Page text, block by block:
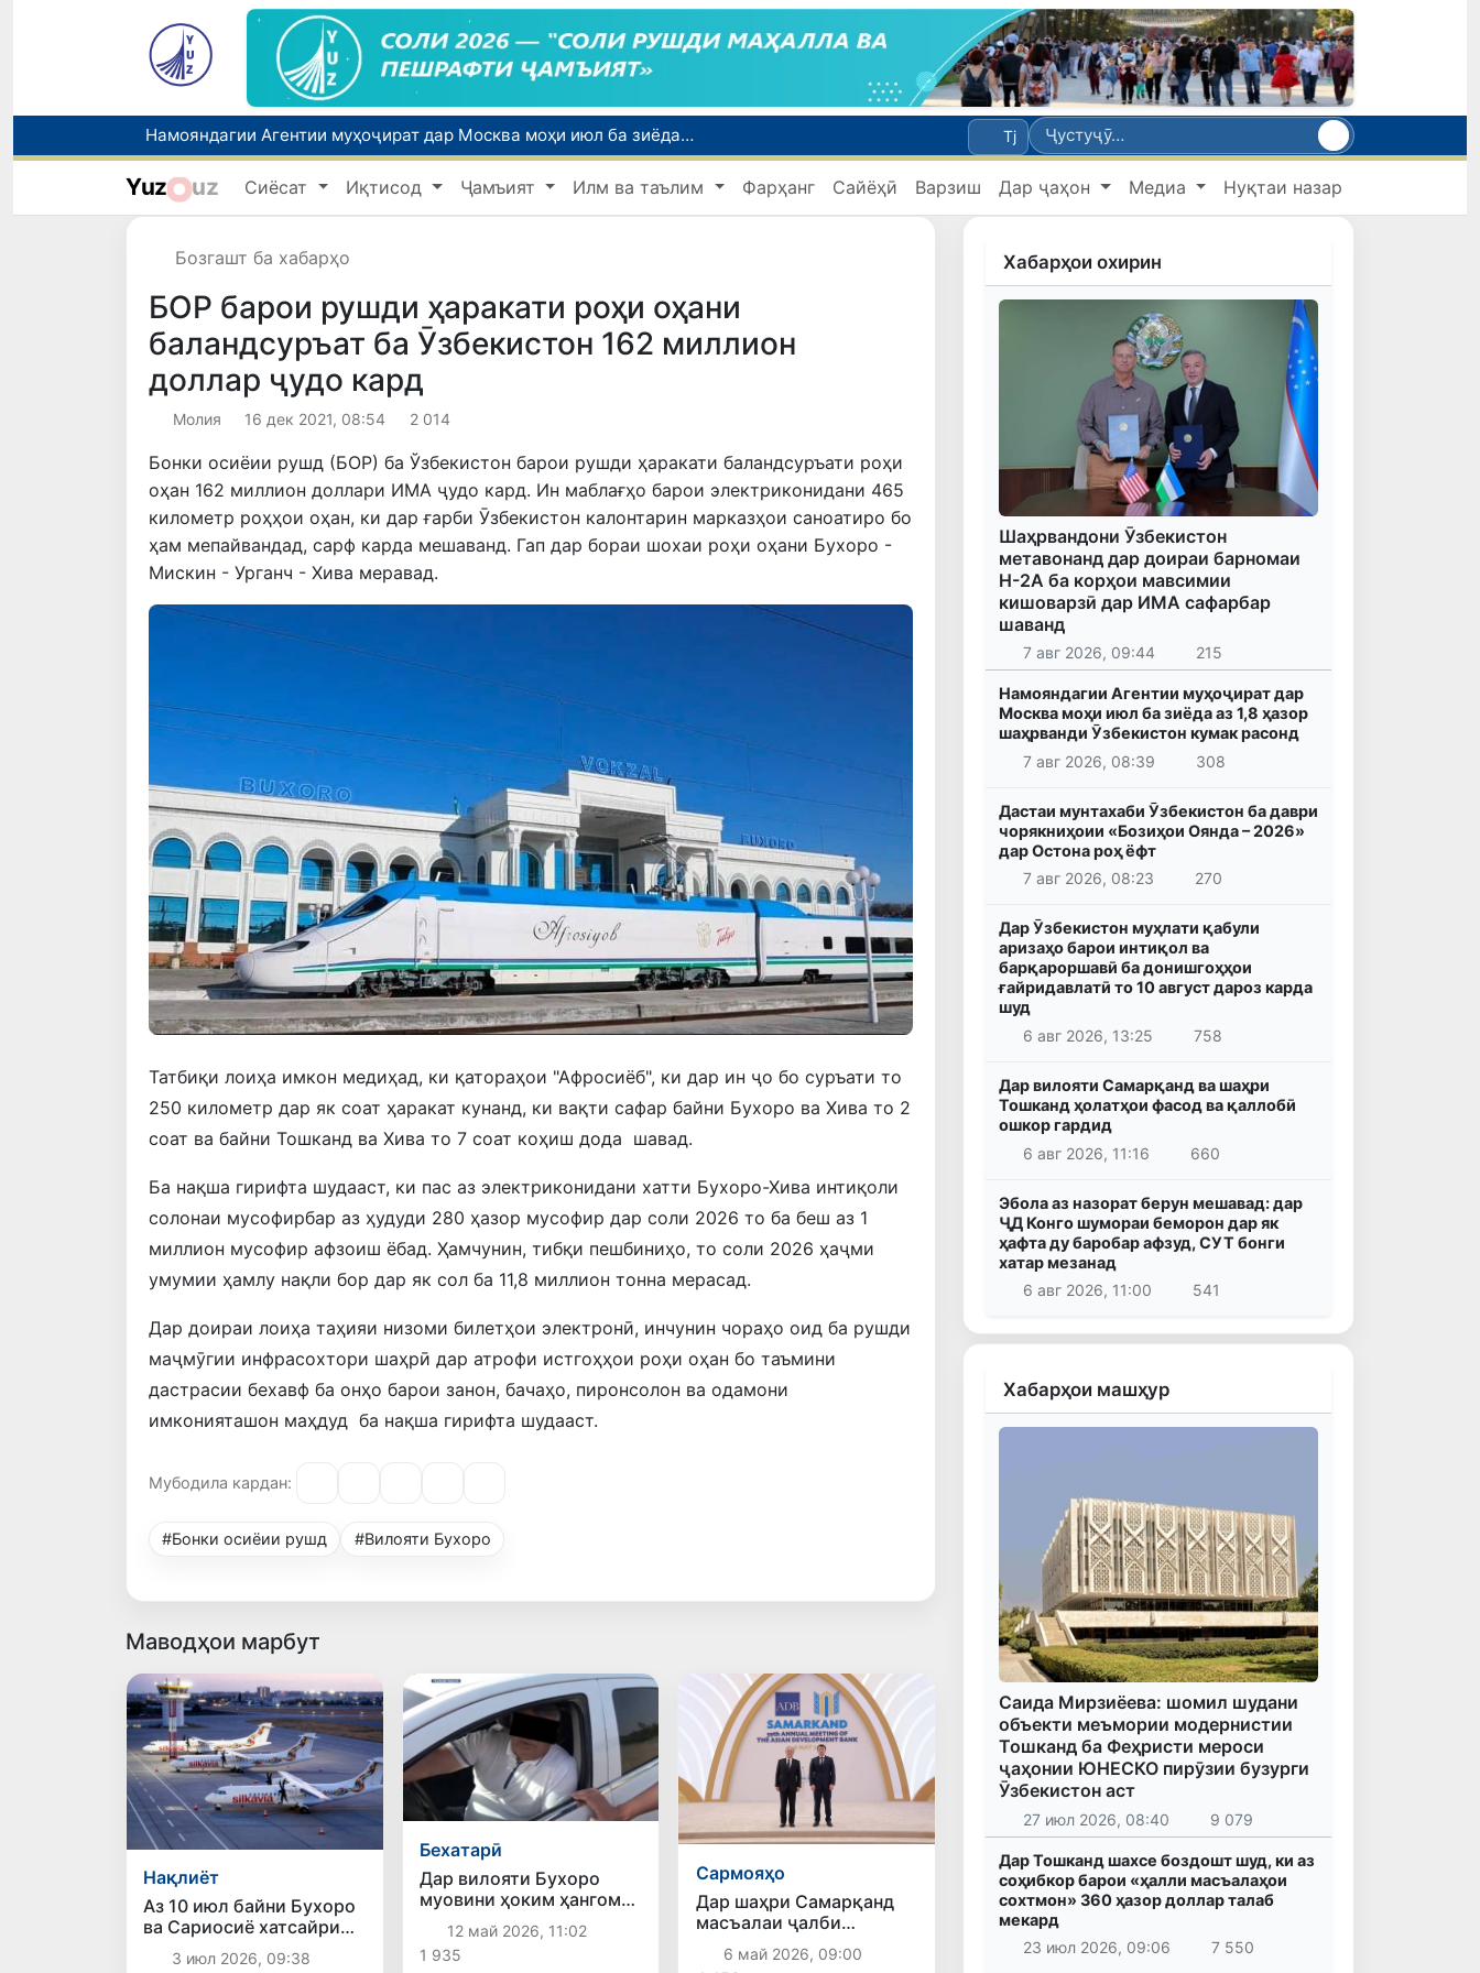
Намояндагии Агентии муҳоҷират дар Москва моҳи июл ба зиёда аз 1,8 ҳазор шаҳрванди Ӯзбекистон кумак расонд
Дастаи мунтахаби Ӯзбекистон ба даври чорякниҳоии «Бозиҳои Оянда – 2026» дар Остона роҳ ёфт
Дар вилояти Самарқанд ва шаҳри Тошканд ҳолатҳои фасод ва қаллобӣ ошкор гардид
Tj
Yuz uz Сиёсат Иқтисод Ҷамъият Илм ва таълим Фарҳанг Сайёҳӣ Варзиш Дар ҷаҳон Медиа Нуқтаи назар
Бозгашт ба хабарҳо
БОР барои рушди ҳаракати роҳи оҳани
баландсуръат ба Ӯзбекистон 162 миллион
доллар ҷудо кард
Молия 16 дек 2021, 08:54 2 014
Бонки осиёии рушд (БОР) ба Ўзбекистон барои рушди ҳаракати баландсуръати роҳи
оҳан 162 миллион доллари ИМА ҷудо кард. Ин маблағҳо барои электриконидани 465
километр роҳҳои оҳан, ки дар ғарби Ӯзбекистон калонтарин марказҳои саноатиро бо
ҳам мепайвандад, сарф карда мешаванд. Гап дар бораи шохаи роҳи оҳани Бухоро -
Мискин - Урганч - Хива меравад.
Татбиқи лоиҳа имкон медиҳад, ки қатораҳои "Афросиёб", ки дар ин ҷо бо суръати то
250 километр дар як соат ҳаракат кунанд, ки вақти сафар байни Бухоро ва Хива то 2
соат ва байни Тошканд ва Хива то 7 соат коҳиш дода шавад.
Ба нақша гирифта шудааст, ки пас аз электриконидани хатти Бухоро-Хива интиқоли
солонаи мусофирбар аз ҳудуди 280 ҳазор мусофир дар соли 2026 то ба беш аз 1
миллион мусофир афзоиш ёбад. Ҳамчунин, тибқи пешбиниҳо, то соли 2026 ҳаҷми
умумии ҳамлу нақли бор дар як сол ба 11,8 миллион тонна мерасад.
Дар доираи лоиҳа таҳияи низоми билетҳои электронӣ, инчунин чораҳо оид ба рушди
маҷмӯгии инфрасохтори шаҳрӣ дар атрофи истгоҳҳои роҳи оҳан бо таъмини
дастрасии бехавф ба онҳо барои занон, бачаҳо, пиронсолон ва одамони
имконияташон маҳдуд ба нақша гирифта шудааст.
Мубодила кардан:
#Бонки осиёии рушд #Вилояти Бухоро
Маводҳои марбут
Нақлиёт
Аз 10 июл байни Бухоро
ва Сариосиё хатсайри
нави ҳавоӣ ба роҳ монда
3 июл 2026, 09:38
Бехатарӣ
Дар вилояти Бухоро
муовини ҳоким ҳангоми
гирифтани пора боздошт
шуд12 май 2026, 11:02
1 935
Сармояҳо
Дар шаҳри Самарқанд
масъалаи ҷалби
сармоягузории хориҷӣ
ва оғози маркази TIFC
6 май 2026, 09:00
Хабарҳои охирин
Шаҳрвандони Ӯзбекистон
метавонанд дар доираи барномаи
H-2A ба корҳои мавсимии
кишоварзӣ дар ИМА сафарбар
шаванд
7 авг 2026, 09:44 215
Намояндагии Агентии муҳоҷират дар
Москва моҳи июл ба зиёда аз 1,8 ҳазор
шаҳрванди Ӯзбекистон кумак расонд
7 авг 2026, 08:39
308
Дастаи мунтахаби Ӯзбекистон ба даври
чорякниҳоии «Бозиҳои Оянда – 2026»
дар Остона роҳ ёфт
7 авг 2026, 08:23
270
Дар Ӯзбекистон муҳлати қабули
аризаҳо барои интиқол ва
барқароршавӣ ба донишгоҳҳои
ғайридавлатӣ то 10 август дароз карда
шуд
6 авг 2026, 13:25
758
Дар вилояти Самарқанд ва шаҳри
Тошканд ҳолатҳои фасод ва қаллобӣ
ошкор гардид
6 авг 2026, 11:16
660
Эбола аз назорат берун мешавад: дар
ҶД Конго шумораи беморон дар як
ҳафта ду баробар афзуд, СУТ бонги
хатар мезанад
6 авг 2026, 11:00
541
Хабарҳои машҳур
Саида Мирзиёева: шомил шудани
объекти меъмории модернистии
Тошканд ба Феҳристи мероси
ҷаҳонии ЮНЕСКО пирӯзии бузурги
Ӯзбекистон аст
27 июл 2026, 08:40 9 079
Дар Тошканд шахсе боздошт шуд, ки аз
соҳибкор барои «ҳалли масъалаҳои
сохтмон» 360 ҳазор доллар талаб
мекард
23 июл 2026, 09:06
7 550